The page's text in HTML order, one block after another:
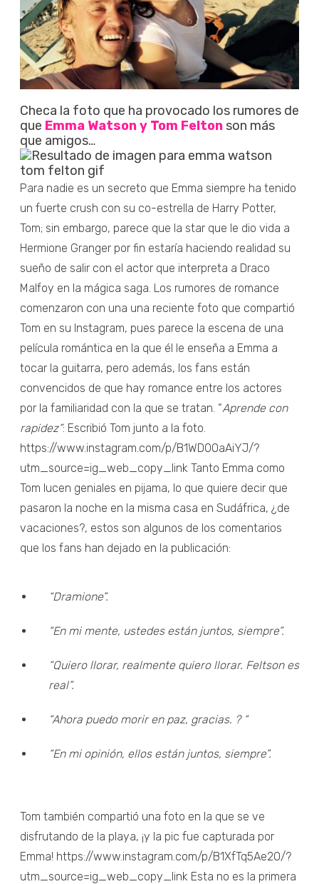
Checa la foto que ha provocado los rumores de
que Emma Watson y Tom Felton son más
que amigos…
Para nadie es un secreto que Emma siempre ha tenido
un fuerte crush con su co-estrella de Harry Potter,
Tom; sin embargo, parece que la star que le dio vida a
Hermione Granger por fin estaría haciendo realidad su
sueño de salir con el actor que interpreta a Draco
Malfoy en la mágica saga. Los rumores de romance
comenzaron con una una reciente foto que compartió
Tom en su Instagram, pues parece la escena de una
película romántica en la que él le enseña a Emma a
tocar la guitarra, pero además, los fans están
convencidos de que hay romance entre los actores
por la familiaridad con la que se tratan. “Aprende con
rapidez”: Escribió Tom junto a la foto.
https://www.instagram.com/p/B1WDOOaAiYJ/?
utm_source=ig_web_copy_link Tanto Emma como
Tom lucen geniales en pijama, lo que quiere decir que
pasaron la noche en la misma casa en Sudáfrica, ¿de
vacaciones?, estos son algunos de los comentarios
que los fans han dejado en la publicación:
“Dramione”.
“En mi mente, ustedes están juntos, siempre”.
“Quiero llorar, realmente quiero llorar. Feltson es
real”.
“Ahora puedo morir en paz, gracias. ? “
“En mi opinión, ellos están juntos, siempre”.
Tom también compartió una foto en la que se ve
disfrutando de la playa, ¡y la pic fue capturada por
Emma! https://www.instagram.com/p/B1XfTq5Ae2O/?
utm_source=ig_web_copy_link Esta no es la primera